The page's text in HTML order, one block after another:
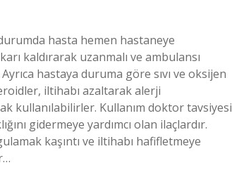
hasta hemen hastaneye
kaldırarak uzanmalı ve ambulansı
hastaya duruma göre sıvı ve oksijen
iltihabı azaltarak alerji
kullanılabilirler. Kullanım doktor tavsiyesi
gidermeye yardımcı olan ilaçlardır.
kaşıntı ve iltihabı hafifletmeye